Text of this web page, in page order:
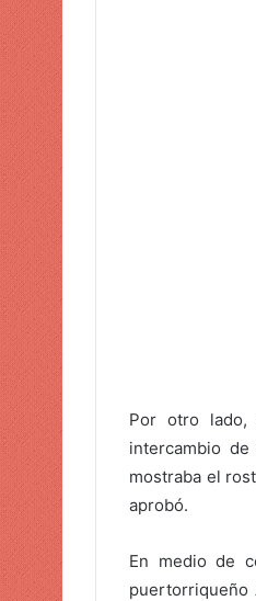
Por otro lado,
intercambio
mostraba el
aprobó.
En medio de
puertorriqueño